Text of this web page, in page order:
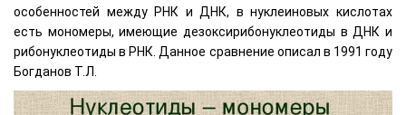
особенностей между РНК и ДНК, в нуклеиновых кислотах
есть мономеры, имеющие дезоксирибонуклеотиды в ДНК и
рибонуклеотиды в РНК. Данное сравнение описал в 1991 году
Богданов Т.Л.